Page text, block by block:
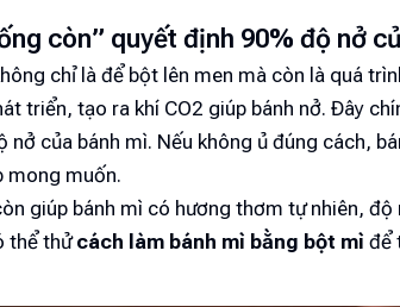
còn” quyết định 90% độ nở
chỉ là để bột lên men mà còn là quá
triển, tạo ra khí CO2 giúp bánh nở. Đây
nở của bánh mì. Nếu không ủ đúng cách,
mong muốn.
giúp bánh mì có hương thơm tự nhiên, độ
thể thửcách làm bánh mì bằng bột mì để